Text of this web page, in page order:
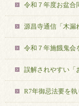
令和７年度お盆合
源昌寺通信「木漏
令和７年施餓鬼会
誤解されやすい「
R7年御忌法要を